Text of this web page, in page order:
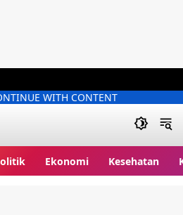
WITH CONTENT
Ekonomi Kesehatan